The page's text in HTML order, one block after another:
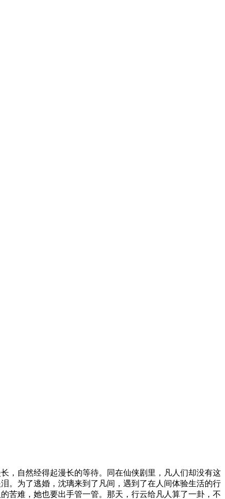
，自然经得起漫长的等待。同在仙侠剧里，凡人们却没有这
。为了逃婚，沈璃来到了凡间，遇到了在人间体验生活的行
苦难，她也要出手管一管。那天，行云给凡人算了一卦，不